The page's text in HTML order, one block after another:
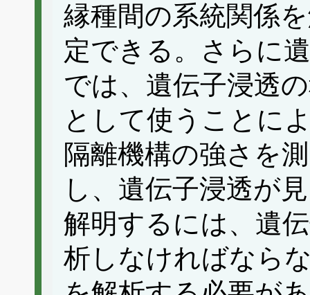
縁種間の系統関係
定できる。さらに
では、遺伝子浸透
として使うことに
隔離機構の強さを
し、遺伝子浸透が
解明するには、遺
析しなければなら